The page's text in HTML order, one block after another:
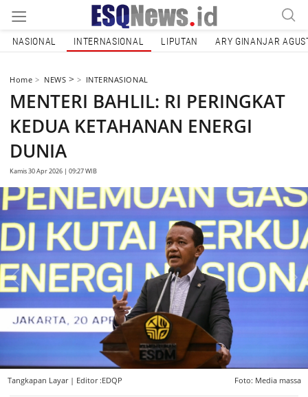
NASIONAL INTERNASIONAL LIPUTAN ARY GINANJAR
Home NEWS > INTERNASIONAL
MENTERI BAHLIL: RI PERINGKAT
KEDUA KETAHANAN ENERGI
DUNIA
Kamis 30 Apr 2026 | 09:27 WIB
Tangkapan Layar | Editor :EDQP Foto: Media massa